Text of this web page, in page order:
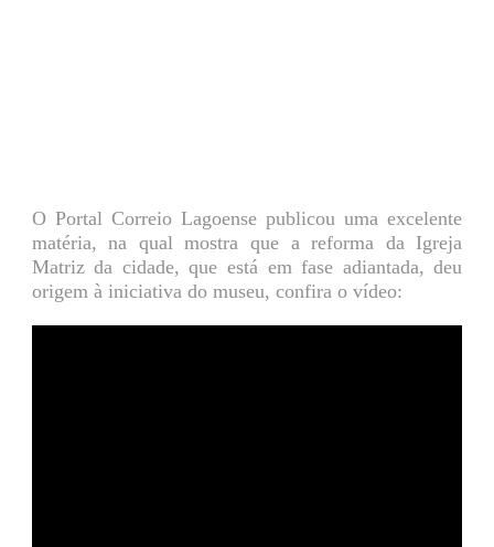
O Portal Correio Lagoense publicou uma excelente
matéria, na qual mostra que a reforma da Igreja
Matriz da cidade, que está em fase adiantada, deu
origem à iniciativa do museu, confira o vídeo: